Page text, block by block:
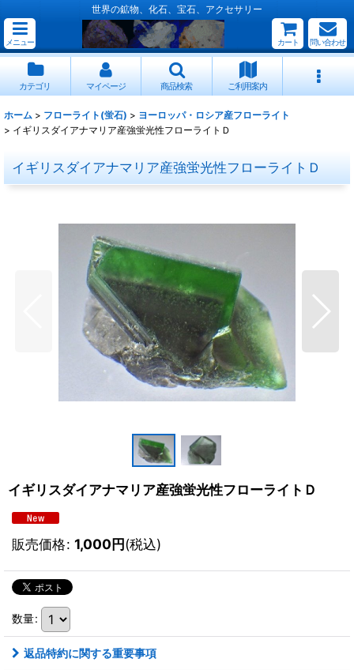
世界の鉱物、化石、宝石、アクセサリー
メニュー カート 問い合わせ
カテゴリ マイページ 商品検索 ご利用案内
ホーム > フローライト(蛍石) > ヨーロッパ・ロシア産フローライト
> イギリスダイアナマリア産強蛍光性フローライトＤ
イギリスダイアナマリア産強蛍光性フローライトＤ
イギリスダイアナマリア産強蛍光性フローライトＤ
販売価格: 1,000円(税込)
数量:
返品特約に関する重要事項